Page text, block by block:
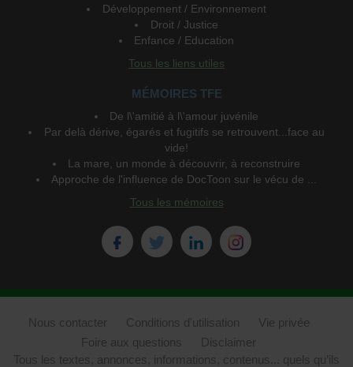
Développement / Environnement
Droit / Justice
Enfance / Education
Tous les liens utiles
MÉMOIRES TFE
De l\'amitié à l\'amour juvénile
Par delà dérive, égarés et fugitifs se retrouvent...face au
vide!
La mare, un monde à découvrir, à reconstruire
Approche de l'influence de DocToon sur le vécu de ...
Tous les mémoires
Nous contacter Conditions d'utilisation
Vie privée
Foire aux questions
Disclaimer
Tous les textes, annonces, informations, contenus... quels qu’ils